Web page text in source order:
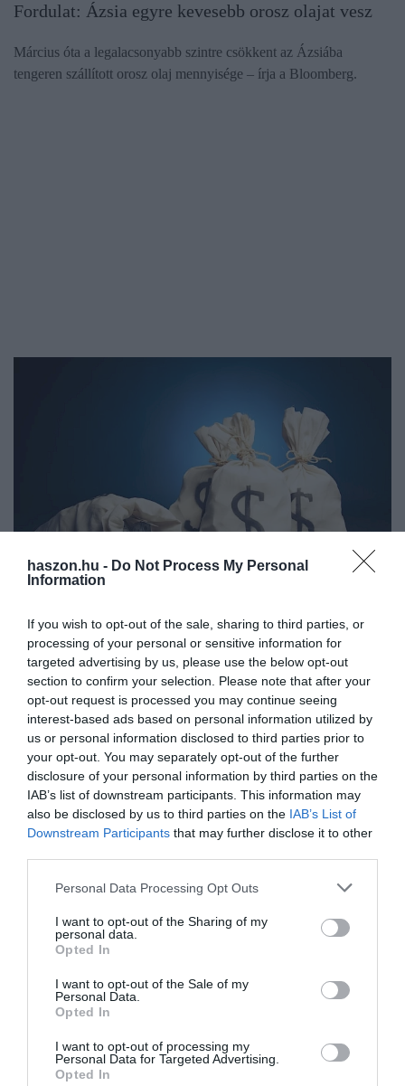
haszon.hu - Do Not Process My Personal
Information
If you wish to opt-out of the sale, sharing to third parties, or
processing of your personal or sensitive information for
targeted advertising by us, please use the below opt-out
section to confirm your selection. Please note that after your
opt-out request is processed you may continue seeing
interest-based ads based on personal information utilized by
us or personal information disclosed to third parties prior to
your opt-out. You may separately opt-out of the further
disclosure of your personal information by third parties on the
IAB’s list of downstream participants. This information may
also be disclosed by us to third parties on the IAB’s List of
Downstream Participants that may further disclose it to other
Please note that this website/app uses one or more Google
not limited to your visit or usage behaviour. You may click to
grant or deny consent to Google and its third-party tags to
use your data for below specified purposes in below Google
consent section.
Personal Data Processing Opt Outs
I want to opt-out of the Sharing of my
personal data.
Opted In
I want to opt-out of the Sale of my
Personal Data.
Opted In
I want to opt-out of processing my
Personal Data for Targeted Advertising.
Opted In
Fordulat: Ázsia egyre kevesebb orosz olajat vesz
Március óta a legalacsonyabb szintre csökkent az Ázsiába
tengeren szállított orosz olaj mennyisége – írja a Bloomberg.
RANGSOROK
Először van ázsiai a világ három leggazdagabb
embere között
Gautam Adani már eddig is Ázsia leggazdagabb embere volt,
most viszont a világ harmadik leggazdagabb emberévé vált.